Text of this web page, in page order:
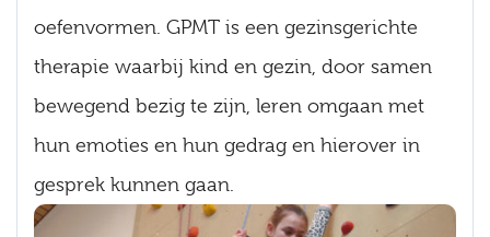
oefenvormen. GPMT is een gezinsgerichte
therapie waarbij kind en gezin, door samen
bewegend bezig te zijn, leren omgaan met
hun emoties en hun gedrag en hierover in
gesprek kunnen gaan.